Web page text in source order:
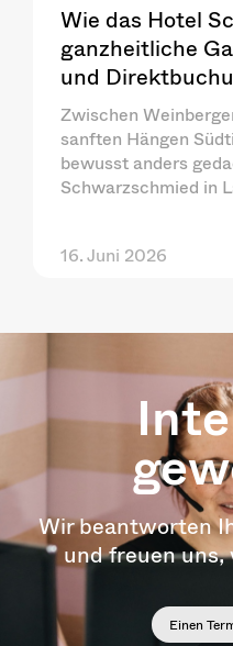
Wie das Hotel
ganzheitliche
und
Zwischen
sanften Hängen
bewusst anders
Schwarzschmied in
16. Juni 2026
Wir beantworten
und freuen uns,
Einen